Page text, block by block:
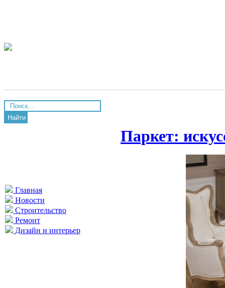
Найти
Главная
Новости
Строительство
Ремонт
Дизайн и интерьер
Паркет: